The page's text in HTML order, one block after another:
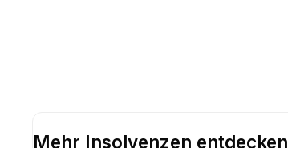
Mehr Insolvenzen entdecken